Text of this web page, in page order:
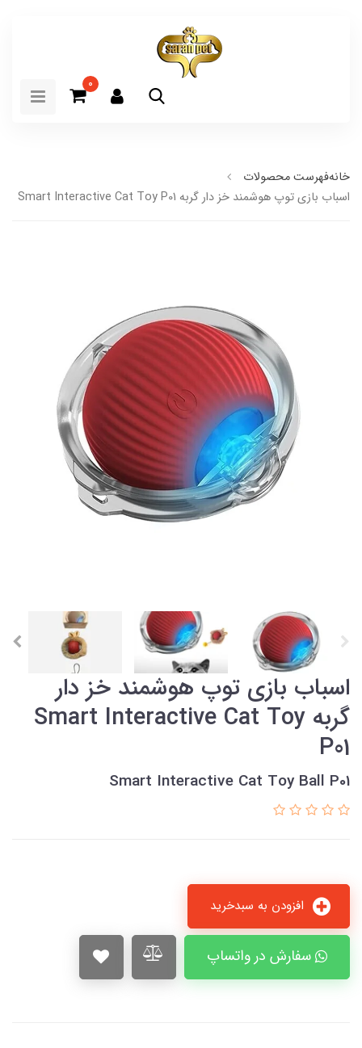
0
خانهفهرست محصولات
اسباب بازی توپ هوشمند خز دار گربه Smart Interactive Cat Toy P01
اسباب بازی توپ هوشمند خز دار
گربه Smart Interactive Cat Toy
P01
Smart Interactive Cat Toy Ball P01
سفارش در واتساپ